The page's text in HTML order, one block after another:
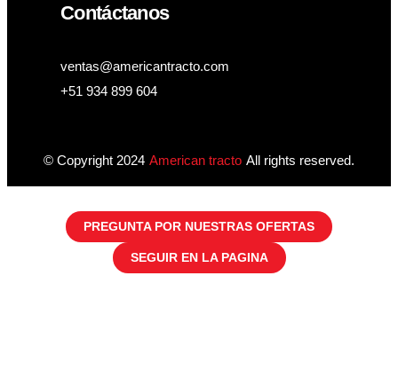
Contáctanos
ventas@americantracto.com
+51 934 899 604
© Copyright 2024 American tracto All rights reserved.
PREGUNTA POR NUESTRAS OFERTAS
SEGUIR EN LA PAGINA